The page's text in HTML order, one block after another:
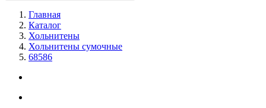
Главная
Каталог
Хольнитены
Хольнитены сумочные
68586